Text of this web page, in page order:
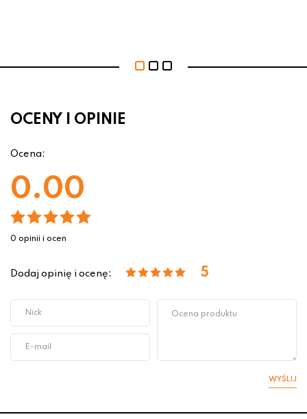
OCENY I OPINIE
Ocena:
0.00
0 opinii i ocen
Dodaj opinię i ocenę: 5
WYŚLIJ